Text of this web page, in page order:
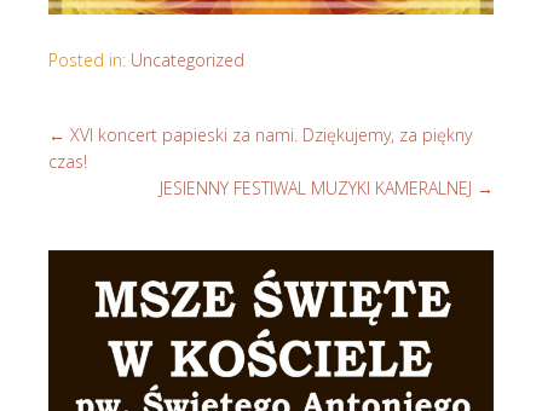
Posted in: Uncategorized
← XVI koncert papieski za nami. Dziękujemy, za piękny
czas!
JESIENNY FESTIWAL MUZYKI KAMERALNEJ →